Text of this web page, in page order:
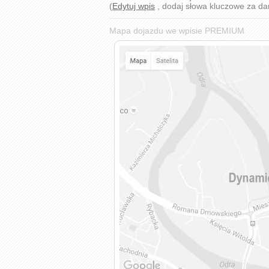
(Edytuj wpis , dodaj słowa kluczowe za
Mapa dojazdu we wpisie PREMIUM